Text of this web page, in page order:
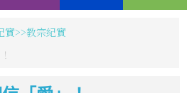
實
教宗紀實